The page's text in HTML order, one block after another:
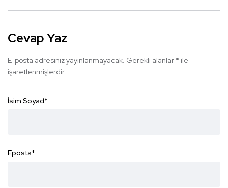
Cevap Yaz
E-posta adresiniz yayınlanmayacak. Gerekli alanlar * ile
işaretlenmişlerdir
İsim Soyad*
Eposta*